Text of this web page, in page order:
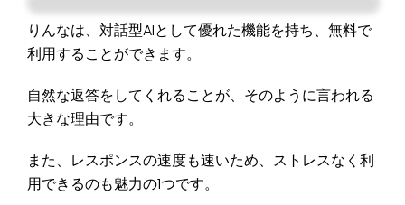
りんなは、対話型AIとして優れた機能を持ち、無料で
利用することができます。
自然な返答をしてくれることが、そのように言われる
大きな理由です。
また、レスポンスの速度も速いため、ストレスなく利
用できるのも魅力の1つです。